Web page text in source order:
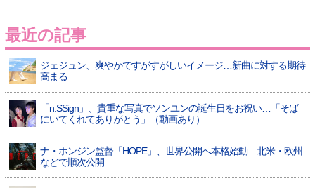
最近の記事
ジェジュン、爽やかですがすがしいイメージ…新曲に対する期待
高まる
「n.SSign」、貴重な写真でソンユンの誕生日をお祝い…「そば
にいてくれてありがとう」（動画あり）
ナ・ホンジン監督「HOPE」、世界公開へ本格始動…北米・欧州
などで順次公開